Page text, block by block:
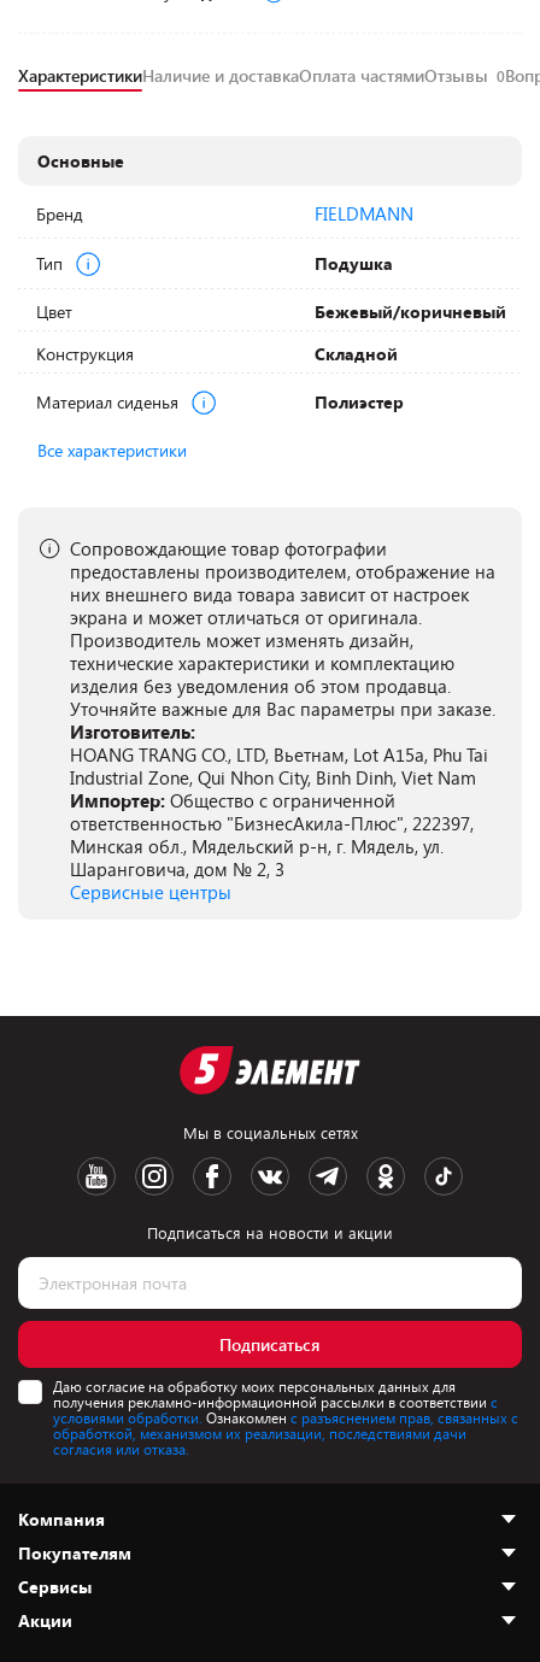
ХарактеристикиНаличие и доставкаОплата частямиОтзывы 0
Основные
Бренд FIELDMANN
Тип Подушка
Цвет
Бежевый/коричневый
Конструкция
Складной
Материал сиденья Полиэстер
Все характеристики
Сопровождающие товар фотографии
предоставлены производителем, отображение на
них внешнего вида товара зависит от настроек
экрана и может отличаться от оригинала.
Производитель может изменять дизайн,
технические характеристики и комплектацию
изделия без уведомления об этом продавца.
Уточняйте важные для Вас параметры при заказе.
Изготовитель:
HOANG TRANG CO., LTD, Вьетнам, Lot A15a, Phu Tai
Industrial Zone, Qui Nhon City, Binh Dinh, Viet Nam
Импортер: Общество с ограниченной
ответственностью "БизнесАкила-Плюс", 222397,
Минская обл., Мядельский р-н, г. Мядель, ул.
Шаранговича, дом № 2, 3
Сервисные центры
Мы в социальных сетях
Подписаться на новости и акции
Подписаться
Даю согласие на обработку моих персональных данных для
получения рекламно-информационной рассылки в соответствии с
условиями обработки. Ознакомлен с разъяснением прав, связанных с
обработкой, механизмом их реализации, последствиями дачи
согласия или отказа.
Компания
О нас
Адреса магазинов
Новости
Покупателям
Как сделать заказ
Оплата и доставка
Сервисы
Акции